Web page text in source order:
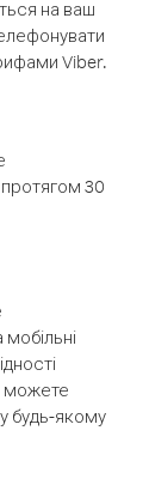
на ваш
Viber.
30
можете
будь-якому